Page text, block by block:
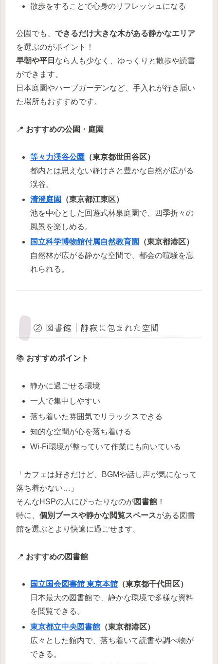
散歩をすることで心身のリフレッシュになる
公園でも、 できるだけ大きな木がある静かなエリア
を選ぶのがポイント！
早朝や平日 なら人も少なく、ゆっくりと散歩や読書
ができます。
日本庭園やハーブガーデンなど、手入れが行き届い
た場所もおすすめです。
📍 おすすめの公園・庭園
等々力渓谷公園
（東京都世田谷区）
都内とは思えない静けさと豊かな自然が広がる
渓谷。
清澄庭園
（東京都江東区）
池を中心とした回遊式林泉庭園で、四季折々の
風景を楽しめる。
国立科学博物館付属自然教育園
（東京都港区）
自然林が広がる静かな空間で、都会の喧騒を忘
れられる。
② 図書館｜静寂に包まれた空間
📚 おすすめポイント
静かに過ごせる環境
一人で集中しやすい
落ち着いた雰囲気でリラックスできる
知的な空間が心を落ち着ける
Wi-Fi環境が整っていて作業にも向いている
「カフェは好きだけど、BGMや話し声が気になって
落ち着かない…」
そんなHSPの人にぴったりなのが図書館 ！
特に、 個別ブースや静かな閲覧スペースがある図書
館を選ぶとより快適に過ごせます。
📍 おすすめの図書館
国立国会図書館 東京本館 （東京都千代田区）
日本最大の図書館で、静かな環境で多様な資料
を閲覧できる。
東京都立中央図書館 （東京都港区）
広々とした館内で、落ち着いて読書や調べ物が
できる。